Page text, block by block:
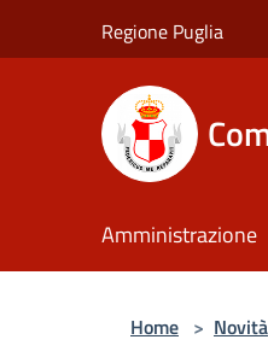
Regione Puglia
Amministrazione
Home > Novità